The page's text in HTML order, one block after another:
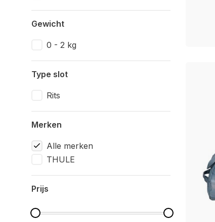
Gewicht
0 - 2 kg
Type slot
Rits
Merken
Alle merken
THULE
Prijs